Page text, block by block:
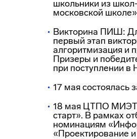
школьники из
московской
Викторина ПИШ:
первый этап
алгоритмизация и
Призеры и
при поступлении
17 мая
18 мая ЦТПО МИЭТ
старт». В рамках
номинациям
«Проектирование